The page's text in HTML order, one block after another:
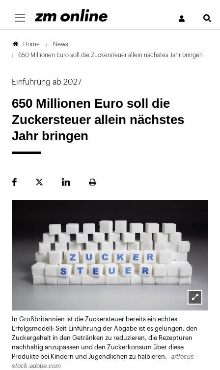
Home
News
650 Millionen Euro soll die Zuckersteuer allein nächstes Jahr bringen
Einführung ab 2027
650 Millionen Euro soll die
Zuckersteuer allein nächstes
Jahr bringen
FacebookPlattformLinekdInSeite
Lightbox
In Großbritannien ist die Zuckersteuer bereits ein echtes
Erfolgsmodell: Seit Einführung der Abgabe ist es gelungen, den
Zuckergehalt in den Getränken zu reduzieren, die Rezepturen
nachhaltig anzupassen und den Zuckerkonsum über diese
Produkte bei Kindern und Jugendlichen zu halbieren.
artfocus -
stock.adobe.com